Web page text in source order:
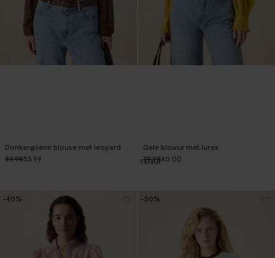
Donkergoene blouse met leopard print
89.9853.99
Gele blouse met lurex
79.9840.00
1kleur
-40% -50%